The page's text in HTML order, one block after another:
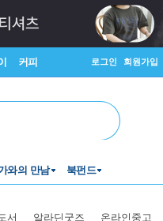
커피 로그인 회원가입
와의 만남 북펀드
서 알라딘굿즈 온라인중고